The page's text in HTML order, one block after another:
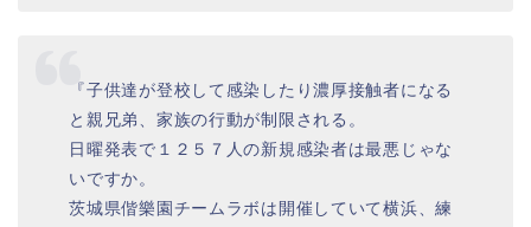
『子供達が登校して感染したり濃厚接触者になる
と親兄弟、家族の行動が制限される。
日曜発表で１２５７人の新規感染者は最悪じゃな
いですか。
茨城県偕樂園チームラボは開催していて横浜、練